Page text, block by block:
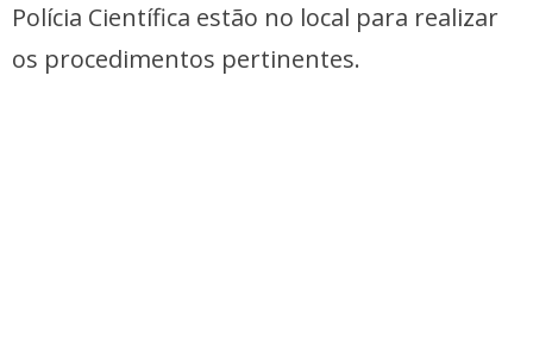
Polícia Científica estão no local para realizar
os procedimentos pertinentes.